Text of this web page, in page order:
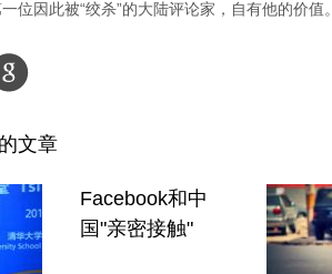
位因此被“绞杀”的大陆评论家，自有他的价值。
文章
Facebook和中
国"亲密接触"